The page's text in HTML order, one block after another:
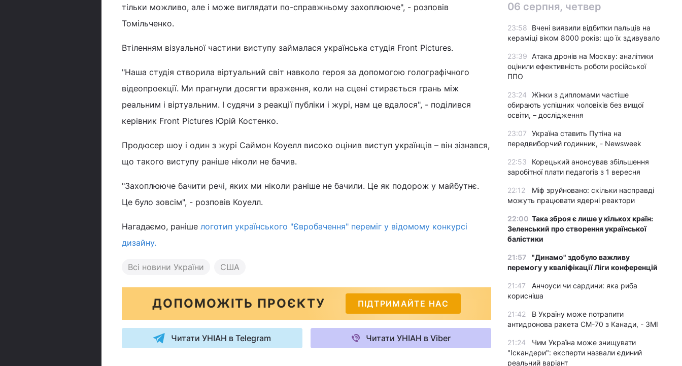
тільки можливо, але і може виглядати по-справжньому захоплююче", - розповів
Томільченко.
Втіленням візуальної частини виступу займалася українська студія Front Pictures.
"Наша студія створила віртуальний світ навколо героя за допомогою голографічного
відеопроекції. Ми прагнули досягти враження, коли на сцені стирається грань між
реальним і віртуальним. І судячи з реакції публіки і журі, нам це вдалося", - поділився
керівник Front Pictures Юрій Костенко.
Продюсер шоу і один з журі Саймон Коуелл високо оцінив виступ українців – він зізнався,
що такого виступу раніше ніколи не бачив.
"Захоплююче бачити речі, яких ми ніколи раніше не бачили. Це як подорож у майбутнє.
Це було зовсім", - розповів Коуелл.
Нагадаємо, раніше логотип українського "Євробачення" переміг у відомому конкурсі
дизайну.
Всі новини України США
ДОПОМОЖІТЬ ПРОЄКТУ ПІДТРИМАЙТЕ НАС
Читати УНІАН в Telegram Читати УНІАН в Viber
06 серпня, четвер
23:58
Вчені виявили відбитки пальців на
кераміці віком 8000 років: що їх здивувало
23:39
Атака дронів на Москву: аналітики
оцінили ефективність роботи російської
ППО
23:24
Жінки з дипломами частіше
обирають успішних чоловіків без вищої
освіти, – дослідження
23:07
Україна ставить Путіна на
передвиборчий годинник, - Newsweek
22:53
Корецький анонсував збільшення
заробітної плати педагогів з 1 вересня
22:12
Міф зруйновано: скільки насправді
можуть працювати ядерні реактори
22:00 Така зброя є лише у кількох країн:
Зеленський про створення української
балістики
21:57
"Динамо" здобуло важливу
перемогу у кваліфікації Ліги конференцій
21:47
Анчоуси чи сардини: яка риба
корисніша
21:42
В Україну може потрапити
антидронова ракета CM-70 з Канади, - ЗМІ
21:24
Чим Україна може знищувати
"Іскандери": експерти назвали єдиний
реальний варіант